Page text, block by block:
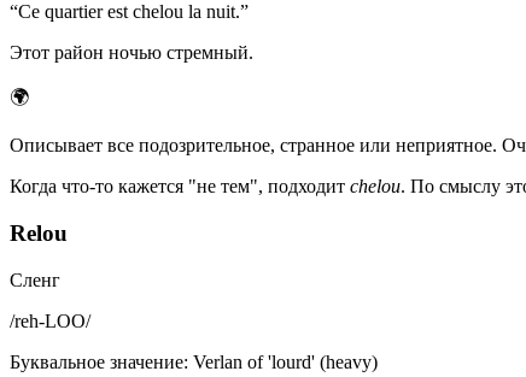
“Ce quartier est chelou la nuit.”
Этот район ночью стремный.
🌍
Описывает все подозрительное, странное или неприятное.
Когда что-то кажется "не тем", подходит chelou. По смыслу
Relou
Сленг
/reh-LOO/
Буквальное значение: Verlan of 'lourd' (heavy)